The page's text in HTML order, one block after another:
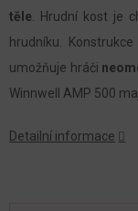
těle . Hrudní kost je
hrudníku.
umožňuje hráči
Winnwell AMP 500
Detailní informace